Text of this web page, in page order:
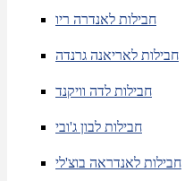
חבילות לאנדרה ריו
חבילות לאריאנה גרנדה
חבילות לדה וויקנד
חבילות לבון ג'ובי
חבילות לאנדראה בוצ'לי